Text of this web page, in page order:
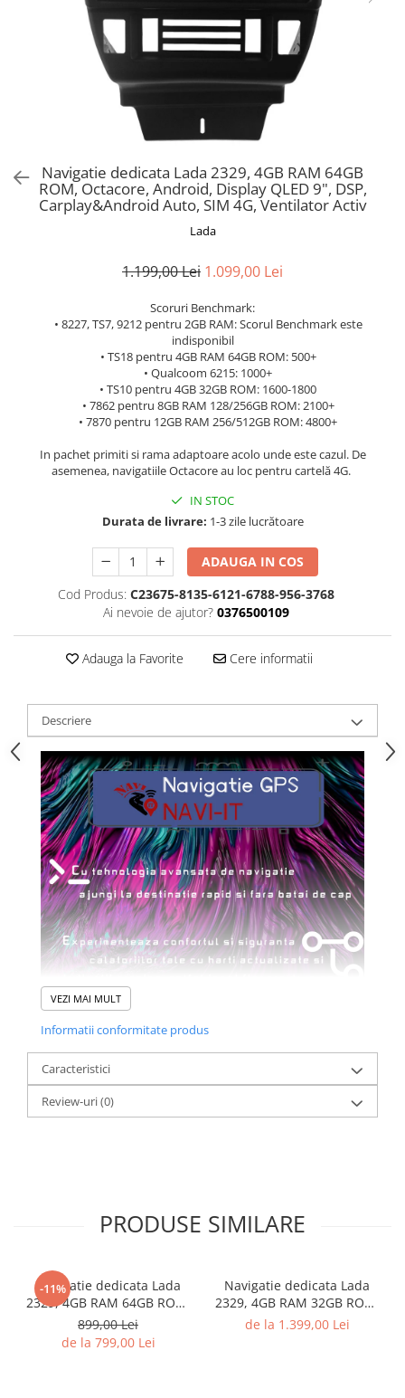
Navigatie dedicata Lada 2329, 4GB RAM 64GB
ROM, Octacore, Android, Display QLED 9", DSP,
Carplay&Android Auto, SIM 4G, Ventilator Activ
Lada
1.199,00 Lei 1.099,00 Lei
Scoruri Benchmark:
• 8227, TS7, 9212 pentru 2GB RAM: Scorul Benchmark este
indisponibil
• TS18 pentru 4GB RAM 64GB ROM: 500+
• Qualcoom 6215: 1000+
• TS10 pentru 4GB 32GB ROM: 1600-1800
• 7862 pentru 8GB RAM 128/256GB ROM: 2100+
• 7870 pentru 12GB RAM 256/512GB ROM: 4800+
In pachet primiti si rama adaptoare acolo unde este cazul. De
asemenea, navigatiile Octacore au loc pentru cartelă 4G.
IN STOC
Durata de livrare: 1-3 zile lucrătoare
ADAUGA IN COS
Cod Produs: C23675-8135-6121-6788-956-3768
Ai nevoie de ajutor? 0376500109
Adauga la Favorite Cere informatii
Descriere
VEZI MAI MULT
Informatii conformitate produs
Caracteristici
Review-uri(0)
PRODUSE SIMILARE
-11%
Navigatie dedicata Lada
2329, 4GB RAM 64GB ROM,
Quadcore, Android, Display
QLED 9", DSP,
Carplay&Android Auto,
899,00 Lei
de la 799,00 Lei
Navigatie dedicata Lada
2329, 4GB RAM 32GB ROM,
Octacore, Android, Display
de la 1.399,00 Lei